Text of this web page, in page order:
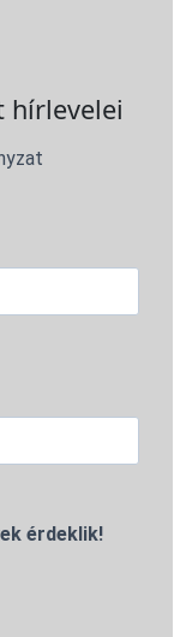
hírlevelei
érdeklik!